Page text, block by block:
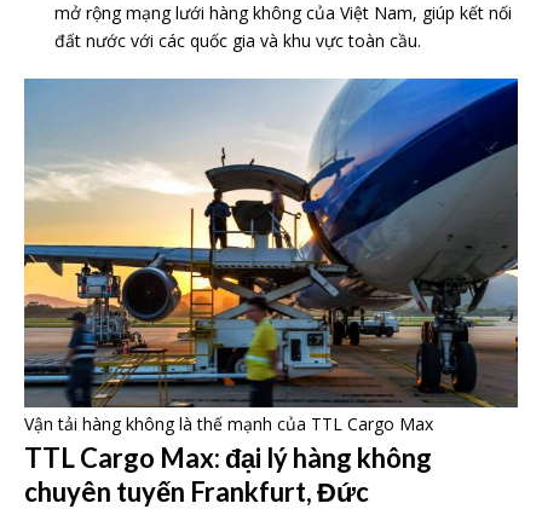
mở rộng mạng lưới hàng không của Việt Nam, giúp kết nối
đất nước với các quốc gia và khu vực toàn cầu.
Vận tải hàng không là thế mạnh của TTL Cargo Max
TTL Cargo Max: đại lý hàng không
chuyên tuyến Frankfurt, Đức